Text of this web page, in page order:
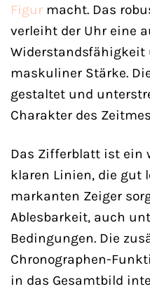
Figur macht. Das
verleiht der Uhr eine
Widerstandsfähigkeit
maskuliner Stärke.
gestaltet und
Charakter des
Das Zifferblatt ist ein
klaren Linien, die gut
markanten Zeiger
Ablesbarkeit, auch
Bedingungen. Die
Chronographen-
in das Gesamtbild